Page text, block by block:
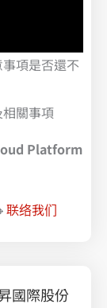
項是否還不
關事項
Platform
联络我们
國際股份